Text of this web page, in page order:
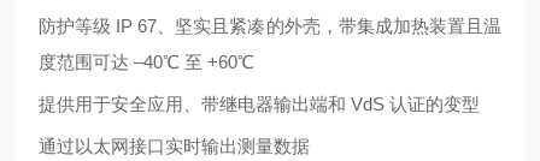
防护等级 IP 67、坚实且紧凑的外壳，带集成加热装置且温
度范围可达 –40℃ 至 +60℃
提供用于安全应用、带继电器输出端和 VdS 认证的变型
通过以太网接口实时输出测量数据